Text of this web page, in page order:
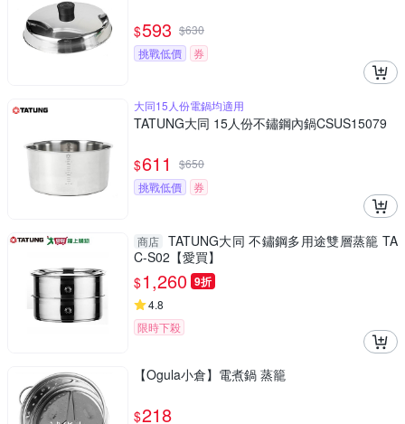
$593 $630
挑戰低價
券
大同15人份電鍋均適用
TATUNG大同 15人份不鏽鋼內鍋CSUS15079
$611 $650
挑戰低價
券
商店 TATUNG大同 不鏽鋼多用途雙層蒸籠 TA
C-S02【愛買】
$1,260 9折
4.8
限時下殺
【Ogula小倉】電煮鍋 蒸籠
$218